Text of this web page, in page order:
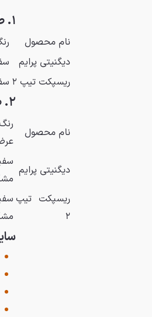
۱. طرح حمایت از خانواده و جوانی جمعیت
نام محصول
دیگنیتی پرایم
ریسپکت تیپ ۲
۲. طرح جایگزینی خودروهای فرسوده (غیر تاکسی)
نام محصول
دیگنیتی پرایم
ریسپکت تیپ
۲